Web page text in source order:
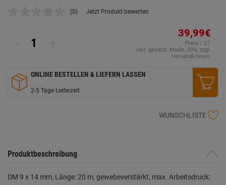
Kein
(0) Jetzt Produkt bewerten
39,99€
Preis / ST
inkl. gesetzl. MwSt. 20%, zzgl.
Versandkosten.
ONLINE BESTELLEN & LIEFERN LASSEN
2-5 Tage Lieferzeit
WUNSCHLISTE
Produktbeschreibung
DM 9 x 14 mm, Länge: 20 m, gewebeverstärkt, max. Arbeitsdruck: